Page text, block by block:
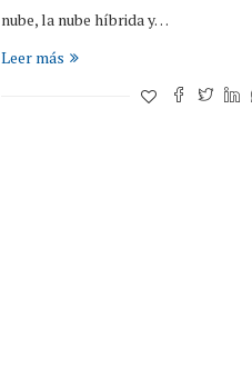
nube, la nube híbrida y…
Leer más